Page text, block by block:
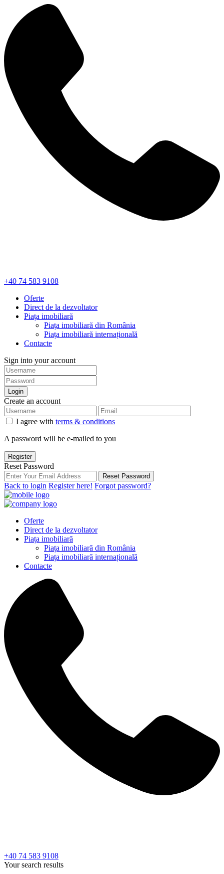
+40 74 583 9108
Oferte
Direct de la dezvoltator
Piața imobiliară
Piața imobiliară din România
Piața imobiliară internațională
Contacte
Sign into your account
Login
Create an account
I agree with terms & conditions
A password will be e-mailed to you
Register
Reset Password
Reset Password
Back to login Register here! Forgot password?
Oferte
Direct de la dezvoltator
Piața imobiliară
Piața imobiliară din România
Piața imobiliară internațională
Contacte
+40 74 583 9108
Your search results